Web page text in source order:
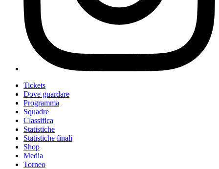
Tickets
Dove guardare
Programma
Squadre
Classifica
Statistiche
Statistiche finali
Shop
Media
Torneo